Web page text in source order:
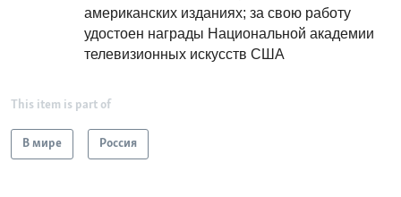
американских изданиях; за свою работу
удостоен награды Национальной академии
телевизионных искусств США
This item is part of
В мире Россия